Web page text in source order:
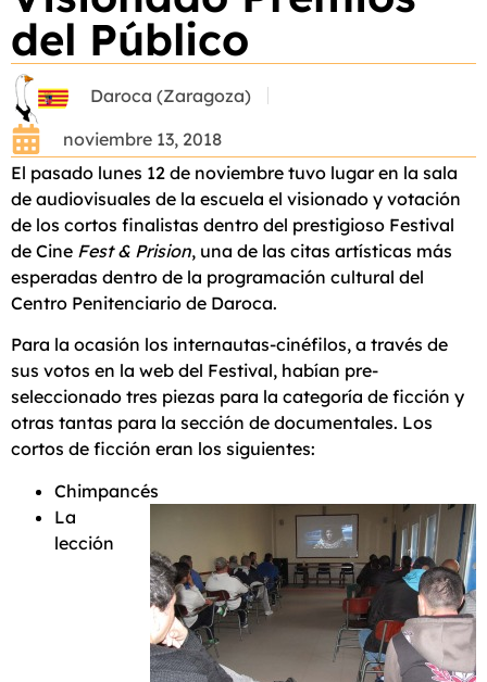
del Público
Daroca (Zaragoza)
noviembre 13, 2018
El pasado lunes 12 de noviembre tuvo lugar en la sala
de audiovisuales de la escuela el visionado y votación
de los cortos finalistas dentro del prestigioso Festival
de Cine Fest & Prision, una de las citas artísticas más
esperadas dentro de la programación cultural del
Centro Penitenciario de Daroca.
Para la ocasión los internautas-cinéfilos, a través de
sus votos en la web del Festival, habían pre-
seleccionado tres piezas para la categoría de ficción y
otras tantas para la sección de documentales. Los
cortos de ficción eran los siguientes:
Chimpancés
La
lección